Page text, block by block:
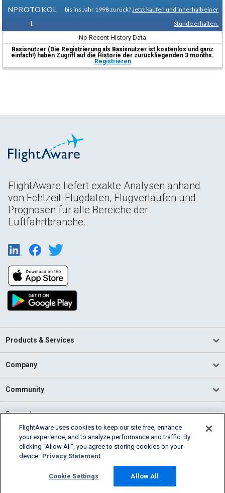
NPROTOKOL
L
bis ins Jahr 1998 zurück? Jetzt kaufen und innerhalb einer
Stunde erhalten.
No Recent History Data
Basisnutzer (Die Registrierung als Basisnutzer ist kostenlos und ganz
einfach!) haben Zugriff auf die Historie der zurückliegenden 3 months.
Registrieren
FlightAware liefert exakte Analysen anhand
von Echtzeit-Flugdaten, Flugverläufen und
Prognosen für alle Bereiche der
Luftfahrtbranche.
Products & Services
Company
Community
Support
English (USA)
2026 FlightAware
Cookie Settings
FlightAware uses cookies to keep our site free, enhance
your experience, and to analyze performance and traffic. By
clicking “Allow All”, you agree to storing cookies on your
device. Privacy Statement
Cookie Settings Allow All